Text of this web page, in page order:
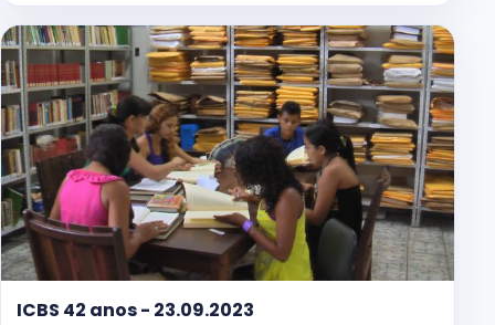
ICBS 42 anos - 23.09.2023